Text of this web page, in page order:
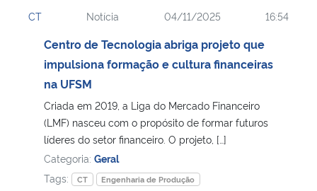
CT Notícia 04/11/2025 16:54
Centro de Tecnologia abriga projeto que
impulsiona formação e cultura financeiras
na UFSM
Criada em 2019, a Liga do Mercado Financeiro
(LMF) nasceu com o propósito de formar futuros
líderes do setor financeiro. O projeto, […]
Categoria: Geral
Tags:
CT
Engenharia de Produção